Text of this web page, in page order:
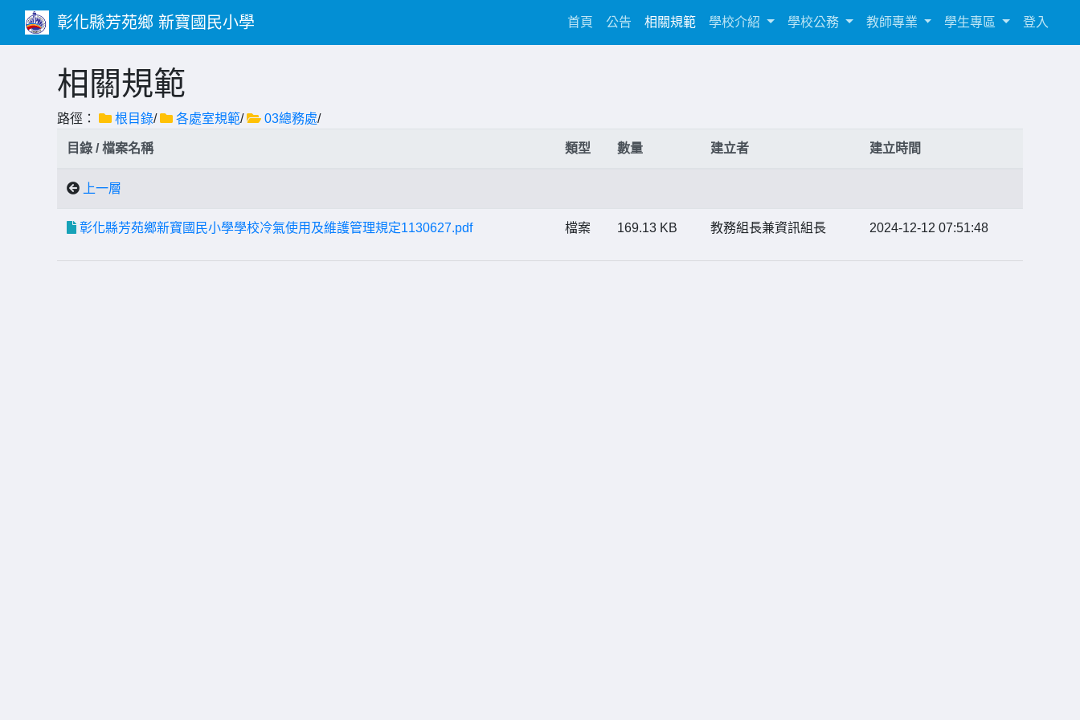
彰化縣芳苑鄉 新寶國民小學 首頁 (current)
公告 相關規範 學校介紹 學校公務 教師專業 學生專區 登入
相關規範
路徑： 根目錄/ 各處室規範/ 03總務處/
目錄 / 檔案名稱 類型 數量 建立者 建立時間
上一層
彰化縣芳苑鄉新寶國民小學學校冷氣使用及維護管理規定1130627.pdf 檔案 169.13 KB 教務組長兼資訊組長 2024-12-12 07:51:48